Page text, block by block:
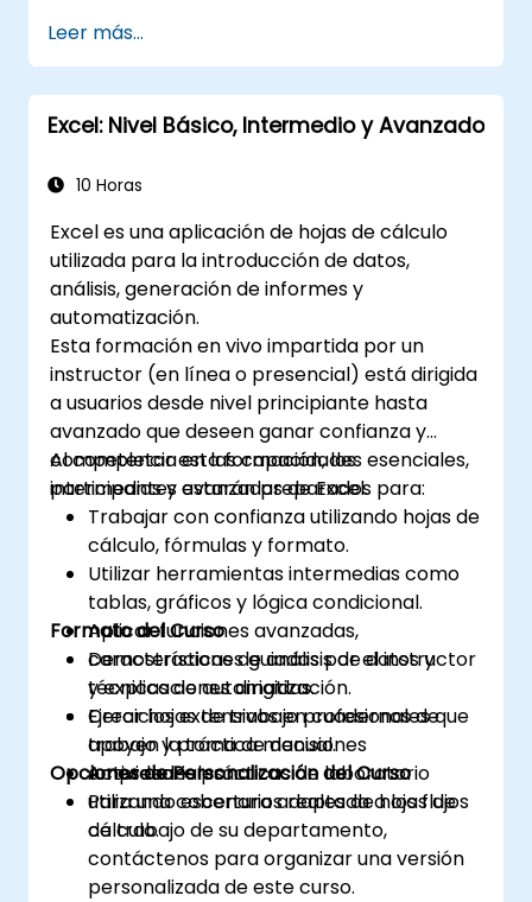
datos.
Crear y gestionar tablas dinámicas e
gráficos para la visualización de datos.
Utilizar herramientas como Power Query
datos.
VBA para optimizar los flujos de trabajo.
Leer más...
Excel: Nivel Básico, Intermedio y Avanzado
10 Horas
Excel es una aplicación de hojas de cálculo
utilizada para la introducción de datos,
análisis, generación de informes y
automatización.
Esta formación en vivo impartida por un
instructor (en línea o presencial) está dirigida
a usuarios desde nivel principiante hasta
avanzado que deseen ganar confianza y
competencia en las capacidades esenciales,
intermedias y avanzadas de Excel.
Al completar esta formación, los
participantes estarán preparados para:
Trabajar con confianza utilizando hojas de
cálculo, fórmulas y formato.
Utilizar herramientas intermedias como
tablas, gráficos y lógica condicional.
Aplicar funciones avanzadas,
características de análisis de datos y
técnicas de automatización.
Crear hojas de trabajo profesionales que
apoyen la toma de decisiones
empresariales.
Formato del Curso
Demostraciones guiadas por el instructor
y explicaciones dirigidas.
Ejercicios extensivos en cuadernos de
trabajo y práctica manual.
Actividades prácticas de laboratorio
utilizando escenarios reales de hojas de
cálculo.
Opciones de Personalización del Curso
Para una cobertura adaptada a los flujos
de trabajo de su departamento,
contáctenos para organizar una versión
personalizada de este curso.